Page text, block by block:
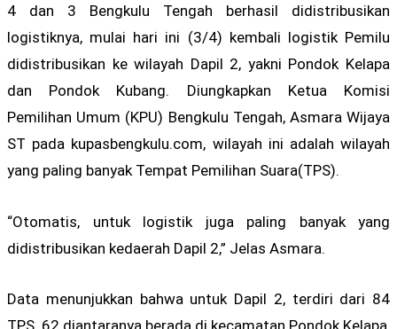
4 dan 3 Bengkulu Tengah berhasil didistribusikan
logistiknya, mulai hari ini (3/4) kembali logistik Pemilu
didistribusikan ke wilayah Dapil 2, yakni Pondok Kelapa
dan Pondok Kubang. Diungkapkan Ketua Komisi
Pemilihan Umum (KPU) Bengkulu Tengah, Asmara Wijaya
ST pada kupasbengkulu.com, wilayah ini adalah wilayah
yang paling banyak Tempat Pemilihan Suara(TPS).
“Otomatis, untuk logistik juga paling banyak yang
didistribusikan kedaerah Dapil 2,” Jelas Asmara.
Data menunjukkan bahwa untuk Dapil 2, terdiri dari 84
TPS. 62 diantaranya berada di kecamatan Pondok Kelapa,